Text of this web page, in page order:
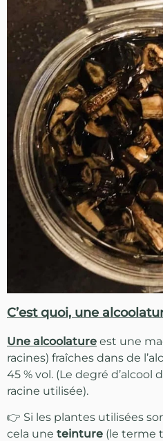
C’est quoi, une
Une alcoolature est une
racines) fraîches dans de
45 % vol. (Le degré
racine utilisée).
👉 Si les plantes utilisées
cela une teinture (le terme